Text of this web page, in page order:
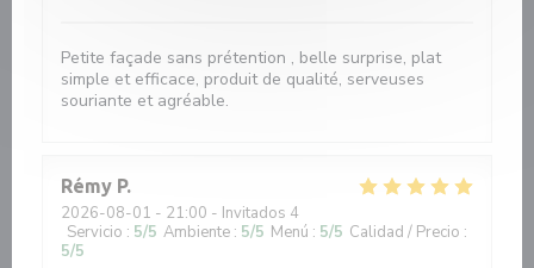
Petite façade sans prétention , belle surprise, plat
simple et efficace, produit de qualité, serveuses
souriante et agréable.
Rémy P
2026-08-01 - 21:00 - Invitados 4
Servicio : 5/5 Ambiente : 5/5 Menú : 5/5 Calidad / Precio :
5/5